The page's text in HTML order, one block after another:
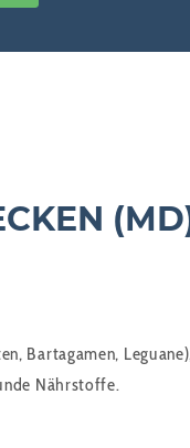
Bartagamen,
Nährstoffe.